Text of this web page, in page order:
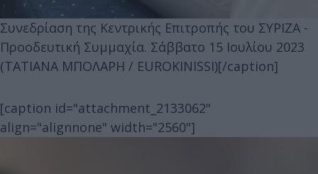
Συνεδρίαση της Κεντρικής Επιτροπής του ΣΥΡΙΖΑ -
Προοδευτική Συμμαχία. Σάββατο 15 Ιουλίου 2023
(ΤΑΤΙΑΝΑ ΜΠΟΛΑΡΗ / EUROKINISSI)[/caption]
[caption id="attachment_2133062"
align="alignnone" width="2560"]